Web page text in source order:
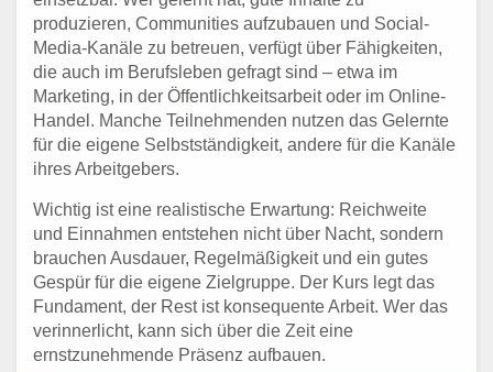
produzieren, Communities aufzubauen und Social-
Media-Kanäle zu betreuen, verfügt über Fähigkeiten,
die auch im Berufsleben gefragt sind – etwa im
Marketing, in der Öffentlichkeitsarbeit oder im Online-
Handel. Manche Teilnehmenden nutzen das Gelernte
für die eigene Selbstständigkeit, andere für die Kanäle
ihres Arbeitgebers.
Wichtig ist eine realistische Erwartung: Reichweite
und Einnahmen entstehen nicht über Nacht, sondern
brauchen Ausdauer, Regelmäßigkeit und ein gutes
Gespür für die eigene Zielgruppe. Der Kurs legt das
Fundament, der Rest ist konsequente Arbeit. Wer das
verinnerlicht, kann sich über die Zeit eine
ernstzunehmende Präsenz aufbauen.